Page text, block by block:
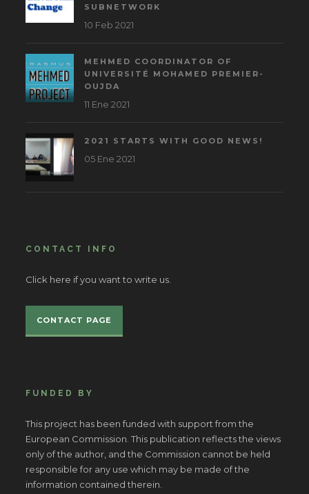
SUBNETWORK
10 Feb 2021
MEHMED COORDINATOR OF
UNIVERSITÉ MOHAMED PREMIER-
OUJDA
11 Ene 2021
2021 STARTS WITH GOOD NEWS!
05 Ene 2021
CONTACT INFO
Click here if you want to write us.
CONTACT PAGE
FUNDED BY
This project has been funded with support from the
European Commission. This publication reflects the views
only of the author, and the Commission cannot be held
responsible for any use which may be made of the
information contained therein.